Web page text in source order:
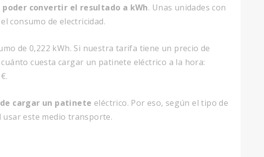
convertir el resultado a kWh. Unas unidades con
consumo de electricidad.
de 0,222 kWh. Si nuestra tarifa tiene un precio de
cuesta cargar un patinete eléctrico a la hora:
cargar un patinete eléctrico. Por eso, según el tipo de
este medio transporte.